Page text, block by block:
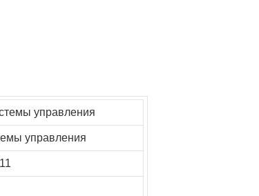
управления
управления